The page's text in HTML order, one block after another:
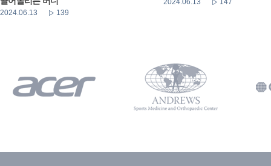
2024.06.13 139
2024.06.13 147